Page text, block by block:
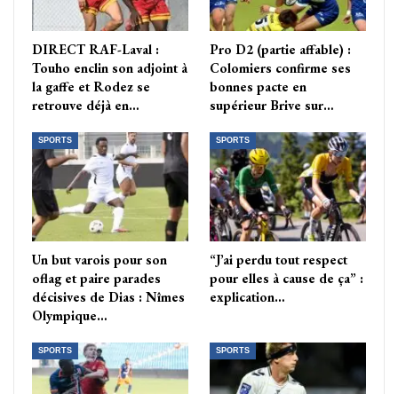
DIRECT RAF-Laval :
Touho enclin son adjoint à
la gaffe et Rodez se
retrouve déjà en…
Pro D2 (partie affable) :
Colomiers confirme ses
bonnes pacte en
supérieur Brive sur…
SPORTS
Un but varois pour son
oflag et paire parades
décisives de Dias : Nîmes
Olympique…
SPORTS
“J’ai perdu tout respect
pour elles à cause de ça” :
explication…
SPORTS SPORTS